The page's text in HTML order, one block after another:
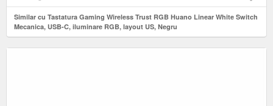
Similar cu Tastatura Gaming Wireless Trust RGB Huano Linear White Switch
Mecanica, USB-C, iluminare RGB, layout US, Negru